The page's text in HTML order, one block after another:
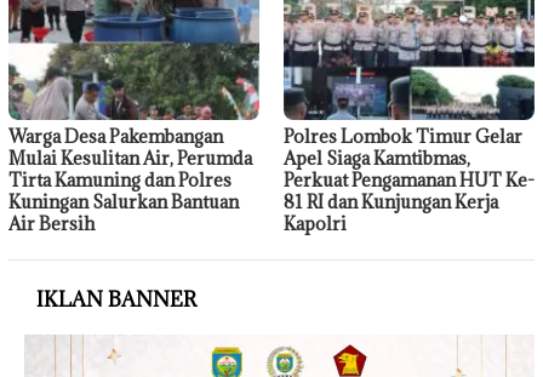
Warga Desa Pakembangan
Mulai Kesulitan Air, Perumda
Tirta Kamuning dan Polres
Kuningan Salurkan Bantuan
Air Bersih
Polres Lombok Timur Gelar
Apel Siaga Kamtibmas,
Perkuat Pengamanan HUT Ke-
81 RI dan Kunjungan Kerja
Kapolri
IKLAN BANNER